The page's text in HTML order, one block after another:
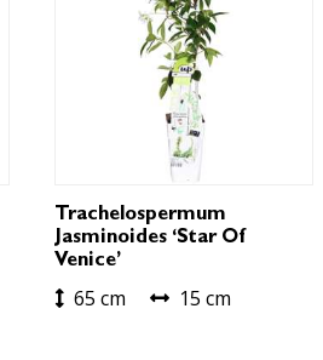
Trachelospermum
Jasminoides ‘Star Of
Venice’
65 cm 15 cm